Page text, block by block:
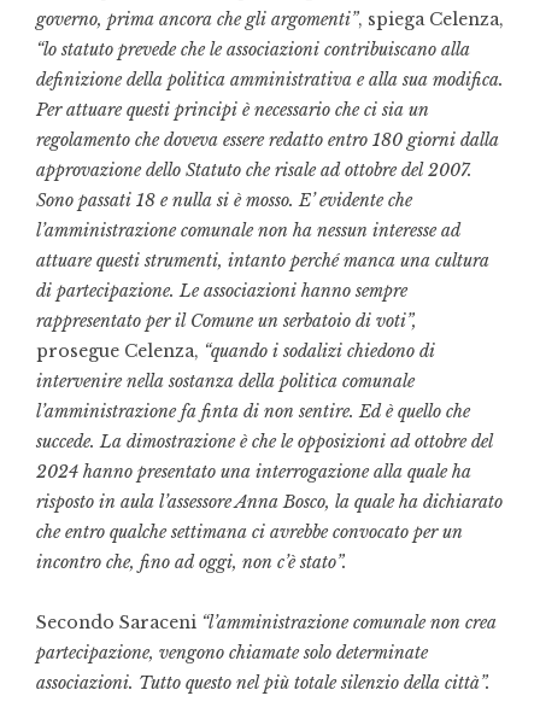
governo, prima ancora che gli argomenti”, spiega Celenza,
“lo statuto prevede che le associazioni contribuiscano alla
definizione della politica amministrativa e alla sua modifica.
Per attuare questi principi è necessario che ci sia un
regolamento che doveva essere redatto entro 180 giorni dalla
approvazione dello Statuto che risale ad ottobre del 2007.
Sono passati 18 e nulla si è mosso. E’ evidente che
l’amministrazione comunale non ha nessun interesse ad
attuare questi strumenti, intanto perché manca una cultura
di partecipazione. Le associazioni hanno sempre
rappresentato per il Comune un serbatoio di voti”,
prosegue Celenza, “quando i sodalizi chiedono di
intervenire nella sostanza della politica comunale
l’amministrazione fa finta di non sentire. Ed è quello che
succede. La dimostrazione è che le opposizioni ad ottobre del
2024 hanno presentato una interrogazione alla quale ha
risposto in aula l’assessore Anna Bosco, la quale ha dichiarato
che entro qualche settimana ci avrebbe convocato per un
incontro che, fino ad oggi, non c’è stato”.
Secondo Saraceni “l’amministrazione comunale non crea
partecipazione, vengono chiamate solo determinate
associazioni. Tutto questo nel più totale silenzio della città”.